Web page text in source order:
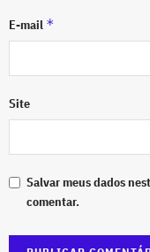
E-mail *
Site
Salvar meus dados
comentar.